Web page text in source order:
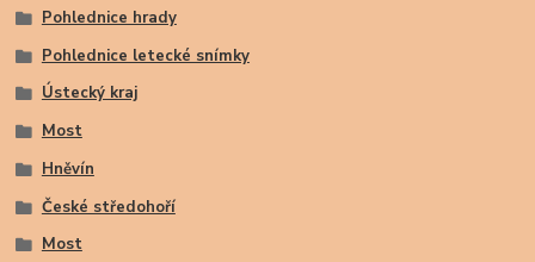
Pohlednice hrady
Pohlednice letecké snímky
Ústecký kraj
Most
Hněvín
České středohoří
Most